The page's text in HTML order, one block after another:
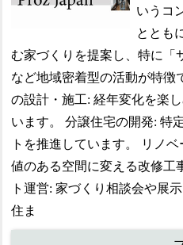
いうコ
ととも
む家づくりを提案し、特に「
など地域密着型の活動が特徴
の設計・施工: 経年変化を楽
います。 分譲住宅の開発: 特
トを推進しています。 リノ
値のある空間に変える改修工
ト運営: 家づくり相談会や展
住ま